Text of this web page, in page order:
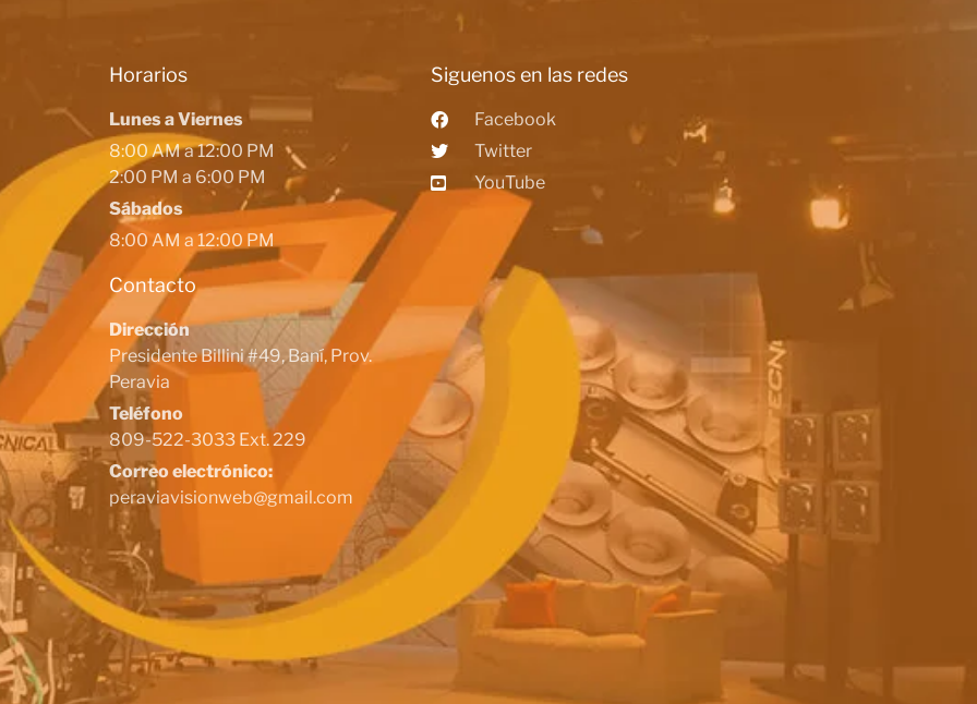
Horarios
Lunes a Viernes
8:00 AM a 12:00 PM
2:00 PM a 6:00 PM
Sábados
8:00 AM a 12:00 PM
Contacto
Dirección
Presidente Billini #49, Baní, Prov.
Peravia
Teléfono
809-522-3033 Ext. 229
Correo electrónico:
peraviavisionweb@gmail.com
Siguenos en las redes
Facebook
Twitter
YouTube